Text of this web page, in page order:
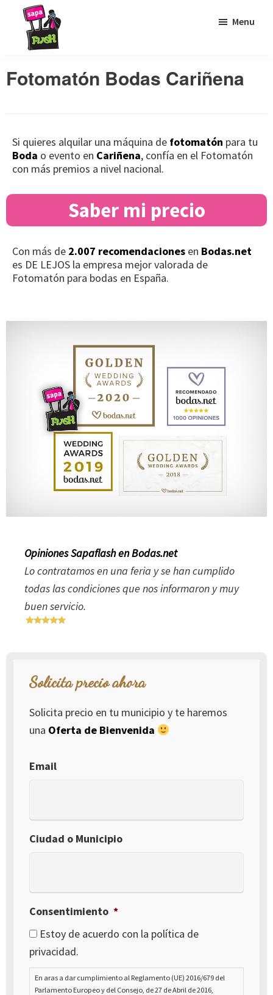
Saltar
principal
Saltar
contenido
Saltar
página
para
Menu
Fotomatón Bodas Cariñena
Si quieres alquilar una máquina de fotomatón para tu
Boda o evento en Cariñena, confía en el Fotomatón
con más premios a nivel nacional.
Saber mi precio
Con más de 2.007 recomendaciones en Bodas.net
es DE LEJOS la empresa mejor valorada de
Fotomatón para bodas en España.
Opiniones Sapaflash en Bodas.net
Lo contratamos en una feria y se han cumplido
todas las condiciones que nos informaron y muy
buen servicio.
Solicita precio ahora
Solicita precio en tu municipio y te haremos
una Oferta de Bienvenida
Email
Ciudad o Municipio
Consentimiento *
Estoy de acuerdo con la política de
privacidad.
En aras a dar cumplimiento al Reglamento (UE) 2016/679 del
Parlamento Europeo y del Consejo, de 27 de Abril de 2016,